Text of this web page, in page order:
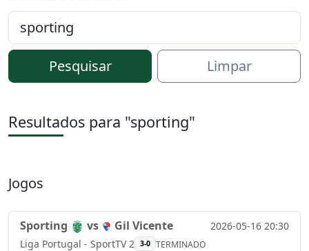
Pesquisar
Pesquisar Limpar
Resultados para "sporting"
Jogos
Sporting vs Gil Vicente
2026-05-16 20:30
Liga Portugal - SportTV 2 3-0 TERMINADO